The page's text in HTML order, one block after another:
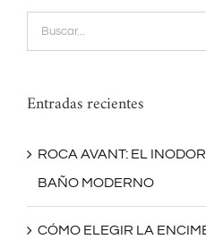
Buscar:
Entradas recientes
ROCA AVANT: EL
BAÑO MODERNO
CÓMO ELEGIR LA